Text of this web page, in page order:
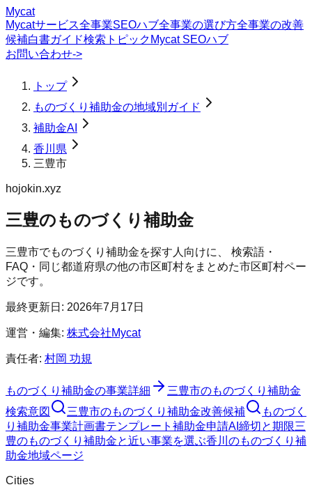
Mycat
Mycatサービス全事業SEOハブ全事業の選び方全事業の改善
候補白書ガイド検索トピック Mycat SEOハブ
お問い合わせ->
トップ
ものづくり補助金の地域別ガイド
補助金AI
香川県
三豊市
hojokin.xyz
三豊のものづくり補助金
三豊市でものづくり補助金を探す人向けに、 検索語・
FAQ・同じ都道府県の他の市区町村をまとめた市区町村ペー
ジです。
最終更新日: 2026年7月17日
運営・編集: 株式会社Mycat
責任者: 村岡 功規
ものづくり補助金の事業詳細 三豊市のものづくり補助金
検索意図
三豊市のものづくり補助金改善候補
ものづく
り補助金事業計画書テンプレート 補助金申請AI 締切と期限三
豊のものづくり補助金と近い事業を選ぶ香川 のものづくり補
助金地域ページ
Cities